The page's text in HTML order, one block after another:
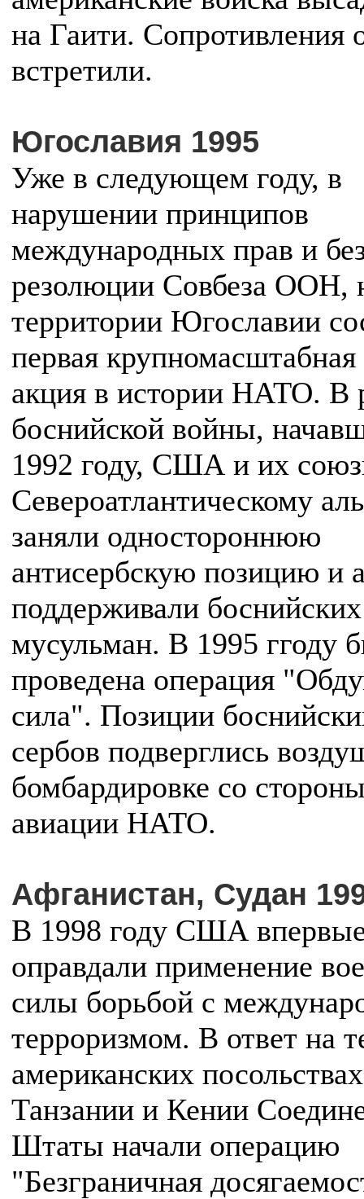
на Гаити. Сопротивления
встретили.
Югославия 1995
Уже в следующем году, в
нарушении принципов
международных прав и
резолюции Совбеза ООН,
территории Югославии
первая крупномасштабная
акция в истории НАТО. В
боснийской войны,
1992 году, США и их
Североатлантическому
заняли одностороннюю
антисербскую позицию и
поддерживали боснийских
мусульман. В 1995 ггоду
проведена операция
сила". Позиции
сербов подверглись
бомбардировке со
авиации НАТО.
Афганистан, Судан
В 1998 году США
оправдали применение
силы борьбой с
терроризмом. В ответ на
американских
Танзании и Кении
Штаты начали операцию
"Безграничная